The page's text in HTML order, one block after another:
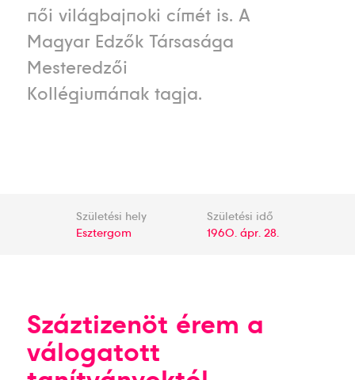
női világbajnoki címét is. A
Magyar Edzők Társasága
Mesteredzői
Kollégiumának tagja.
Születési hely
Esztergom
Születési idő
1960. ápr. 28.
Száztizenöt érem a
válogatott